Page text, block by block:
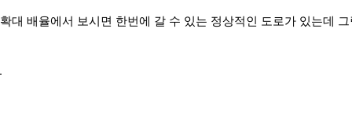
확대 배율에서 보시면 한번에 갈 수 있는 정상적인 도로가 있는데